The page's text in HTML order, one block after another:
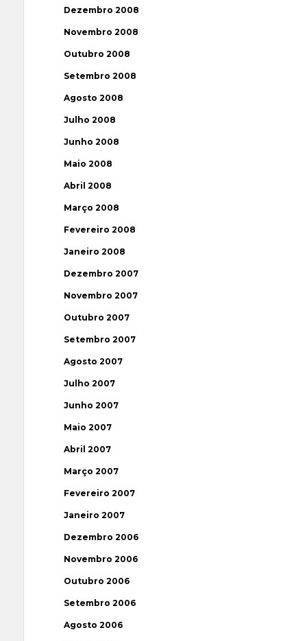
Dezembro 2008
Novembro 2008
Outubro 2008
Setembro 2008
Agosto 2008
Julho 2008
Junho 2008
Maio 2008
Abril 2008
Março 2008
Fevereiro 2008
Janeiro 2008
Dezembro 2007
Novembro 2007
Outubro 2007
Setembro 2007
Agosto 2007
Julho 2007
Junho 2007
Maio 2007
Abril 2007
Março 2007
Fevereiro 2007
Janeiro 2007
Dezembro 2006
Novembro 2006
Outubro 2006
Setembro 2006
Agosto 2006